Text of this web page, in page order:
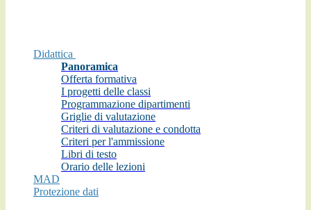
Didattica
Panoramica
Offerta formativa
I progetti delle classi
Programmazione dipartimenti
Griglie di valutazione
Criteri di valutazione e condotta
Criteri per l'ammissione
Libri di testo
Orario delle lezioni
MAD
Protezione dati